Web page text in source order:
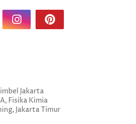
Jakarta
Fisika Kimia
Jakarta Timur